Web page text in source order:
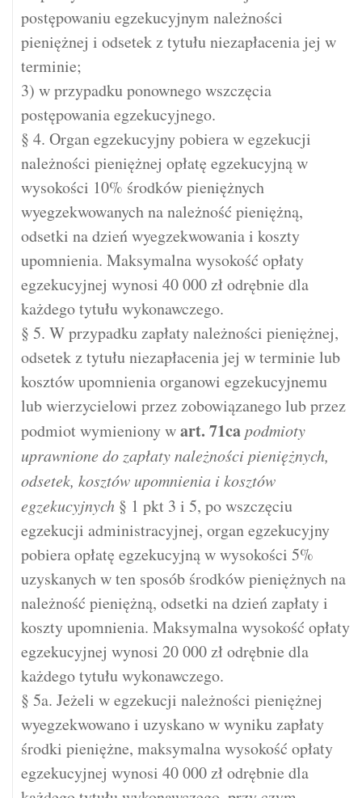
postępowaniu egzekucyjnym należności
pieniężnej i odsetek z tytułu niezapłacenia jej w
terminie;
3) w przypadku ponownego wszczęcia
postępowania egzekucyjnego.
§ 4. Organ egzekucyjny pobiera w egzekucji
należności pieniężnej opłatę egzekucyjną w
wysokości 10% środków pieniężnych
wyegzekwowanych na należność pieniężną,
odsetki na dzień wyegzekwowania i koszty
upomnienia. Maksymalna wysokość opłaty
egzekucyjnej wynosi 40 000 zł odrębnie dla
każdego tytułu wykonawczego.
§ 5. W przypadku zapłaty należności pieniężnej,
odsetek z tytułu niezapłacenia jej w terminie lub
kosztów upomnienia organowi egzekucyjnemu
lub wierzycielowi przez zobowiązanego lub przez
podmiot wymieniony wart. 71ca podmioty
uprawnione do zapłaty należności pieniężnych,
odsetek, kosztów upomnienia i kosztów
egzekucyjnych § 1 pkt 3 i 5, po wszczęciu
egzekucji administracyjnej, organ egzekucyjny
pobiera opłatę egzekucyjną w wysokości 5%
uzyskanych w ten sposób środków pieniężnych na
należność pieniężną, odsetki na dzień zapłaty i
koszty upomnienia. Maksymalna wysokość opłaty
egzekucyjnej wynosi 20 000 zł odrębnie dla
każdego tytułu wykonawczego.
§ 5a. Jeżeli w egzekucji należności pieniężnej
wyegzekwowano i uzyskano w wyniku zapłaty
środki pieniężne, maksymalna wysokość opłaty
egzekucyjnej wynosi 40 000 zł odrębnie dla